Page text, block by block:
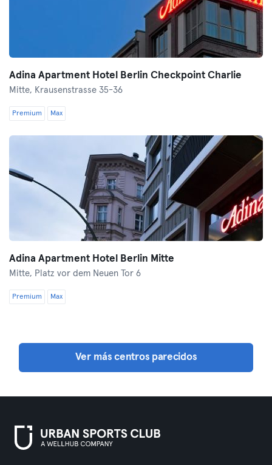
Adina Apartment Hotel Berlin Checkpoint Charlie
Mitte, Krausenstrasse 35-36
Premium Max
Adina Apartment Hotel Berlin Mitte
Mitte, Platz vor dem Neuen Tor 6
Premium Max
Ver más centros parecidos